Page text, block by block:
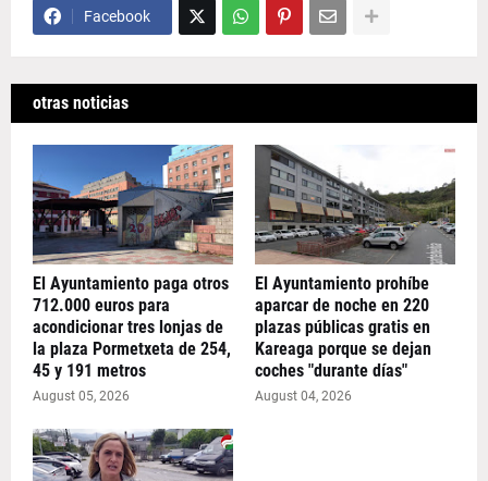
Facebook
otras noticias
El Ayuntamiento paga otros
712.000 euros para
acondicionar tres lonjas de
la plaza Pormetxeta de 254,
45 y 191 metros
August 05, 2026
El Ayuntamiento prohíbe
aparcar de noche en 220
plazas públicas gratis en
Kareaga porque se dejan
coches "durante días"
August 04, 2026